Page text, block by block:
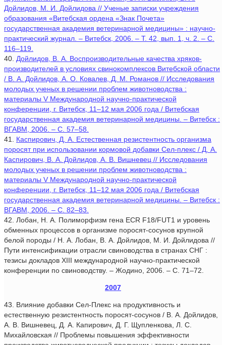
Дойлидов, М. И. Дойлидова // Ученые записки учреждения
образования «Витебская ордена «Знак Почета»
государственная академия ветеринарной медицины» : научно-
практический журнал. – Витебск, 2006. – Т. 42, вып. 1, ч. 2. – С.
116–119.
40. Дойлидов, В. А. Воспроизводительные качества хряков-
производителей в условиях свинокомплексов Витебской области
/ В. А. Дойлидов, А. О. Ковалев, Д. М. Романов // Исследования
молодых ученых в решении проблем животноводства :
материалы V Международной научно-практической
конференции, г. Витебск, 11–12 мая 2006 года / Витебская
государственная академия ветеринарной медицины. – Витебск :
ВГАВМ, 2006. – С. 57–58.
41. Каспирович, Д. А. Естественная резистентность организма
поросят при использовании кормовой добавки Сел-плекс / Д. А.
Каспирович, В. А. Дойлидов, А. В. Вишневец // Исследования
молодых ученых в решении проблем животноводства :
материалы V Международной научно-практической
конференции, г. Витебск, 11–12 мая 2006 года / Витебская
государственная академия ветеринарной медицины. – Витебск :
ВГАВМ, 2006. – С. 82–83.
42. Лобан, Н. А. Полиморфизм гена ECR F18/FUT1 и уровень
обменных процессов в организме поросят-сосунов крупной
белой породы / Н. А. Лобан, В. А. Дойлидов, М. И. Дойлидова //
Пути интенсификации отрасли свиноводства в странах СНГ :
тезисы докладов XIII международной научно-практической
конференции по свиноводству. – Жодино, 2006. – С. 71–72.
2007
43. Влияние добавки Сел-Плекс на продуктивность и
естественную резистентность поросят-сосунов / В. А. Дойлидов,
А. В. Вишневец, Д. А. Капирович, Д. Г. Щупленкова, Л. С.
Михайловская // Проблемы повышения эффективности